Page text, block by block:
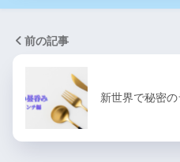
前の記事
新世界で秘密の